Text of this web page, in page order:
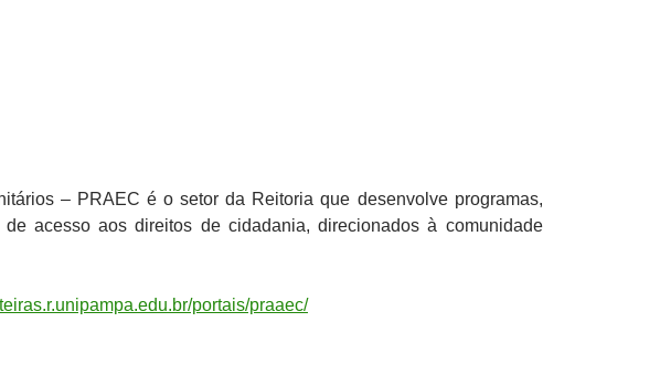
– PRAEC é o setor da Reitoria que desenvolve programas,
acesso aos direitos de cidadania, direcionados à comunidade
portais/praaec/